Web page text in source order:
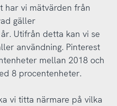
har vi mätvärden från
gäller
Utifrån detta kan vi se
användning. Pinterest
mellan 2018 och
8 procentenheter.
vi titta närmare på vilka